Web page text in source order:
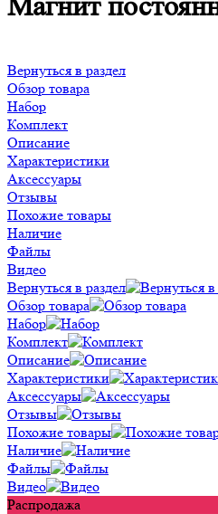
Магнит
Вернуться в раздел
Обзор товара
Набор
Комплект
Описание
Характеристики
Аксессуары
Отзывы
Похожие товары
Наличие
Файлы
Видео
Вернуться в раздел
Обзор товара
Набор
Комплект
Описание
Характеристики
Аксессуары
Отзывы
Похожие товары
Наличие
Файлы
Видео
Распродажа